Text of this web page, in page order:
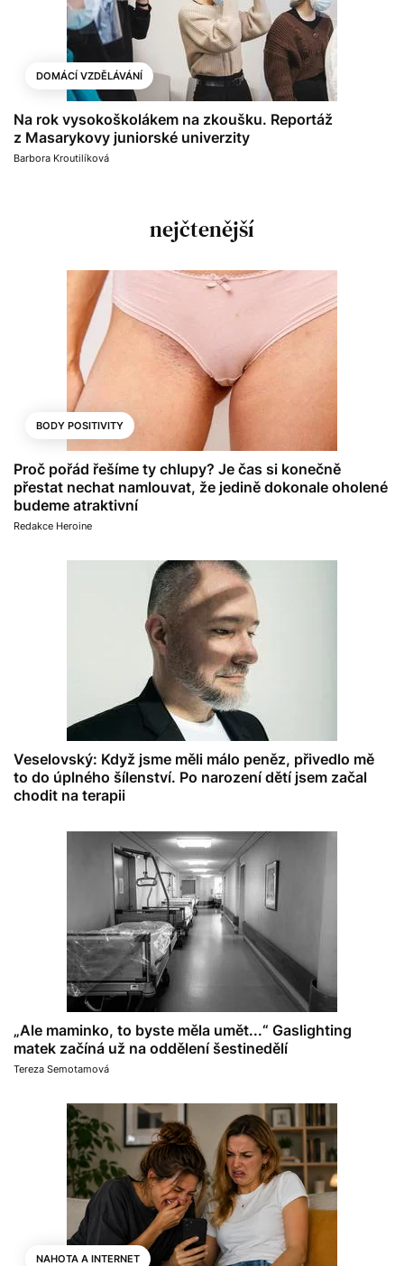
DOMÁCÍ VZDĚLÁVÁNÍ
Na rok vysokoškolákem na zkoušku. Reportáž
z Masarykovy juniorské univerzity
Barbora Kroutilíková
nejčtenější
BODY POSITIVITY
Proč pořád řešíme ty chlupy? Je čas si konečně
přestat nechat namlouvat, že jedině dokonale oholené
budeme atraktivní
Redakce Heroine
Veselovský: Když jsme měli málo peněz, přivedlo mě
to do úplného šílenství. Po narození dětí jsem začal
chodit na terapii
„Ale maminko, to byste měla umět...“ Gaslighting
matek začíná už na oddělení šestinedělí
Tereza Semotamová
NAHOTA A INTERNET